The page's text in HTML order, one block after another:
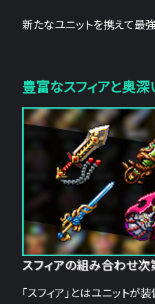
新たなユニットを携えて最
豊富なスフィアと奥
スフィアの組み合わせ次
「スフィア」とはユニット